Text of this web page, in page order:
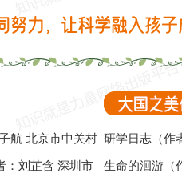
航 北京市中关村
：刘芷含 深圳市
研学日志（作
生命的洄游（